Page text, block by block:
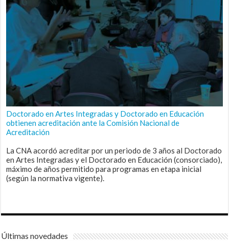
Doctorado en Artes Integradas y Doctorado en Educación
obtienen acreditación ante la Comisión Nacional de
Acreditación
La CNA acordó acreditar por un periodo de 3 años al Doctorado
en Artes Integradas y el Doctorado en Educación (consorciado),
máximo de años permitido para programas en etapa inicial
(según la normativa vigente).
Últimas novedades